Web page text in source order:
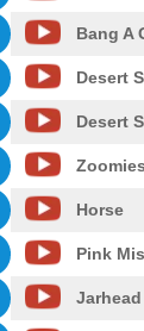
Bang A
Desert
Desert
Zoomies
Horse
Pink